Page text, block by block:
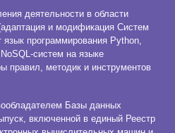
деятельности в области
и модификация Систем
программирования Python,
систем на языке
правил, методик и инструментов
Базы данных
включенной в единый Реестр